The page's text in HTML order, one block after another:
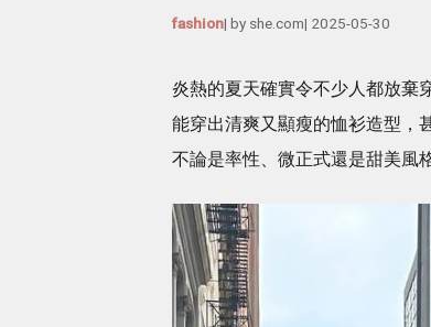
fashion| by she.com| 2025-05-30
炎熱的夏天確實令不少人都放棄
能穿出清爽又顯瘦的恤衫造型，
不論是率性、微正式還是甜美風